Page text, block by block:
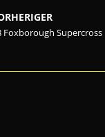
Foxborough Supercross